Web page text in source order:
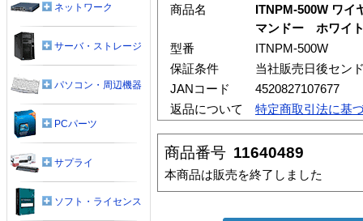
商品名
ITNPM-500W ワ
マンドー ホワイ
型番
ITNPM-500W
保証条件
当社販売日後セン
JANコード
4520827107677
返品について
特定商取引法に基
商品番号 11640489
本商品は販売を終了しました
ネットワーク
サーバ・ストレージ
パソコン・周辺機器
PCパーツ
サプライ
ソフト・ライセンス